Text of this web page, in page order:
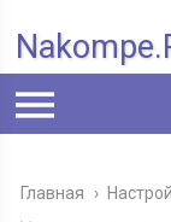
Главная ›